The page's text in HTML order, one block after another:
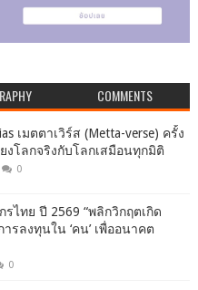
COMMENTS
เมตตาเวิร์ส (Metta-verse) ครั้ง
งโลกจริงกับโลกเสมือนทุกมิติ
0
ไทย ปี 2569 “พลิกวิกฤตเกิด
รลงทุนใน ‘คน’ เพื่ออนาคต
0